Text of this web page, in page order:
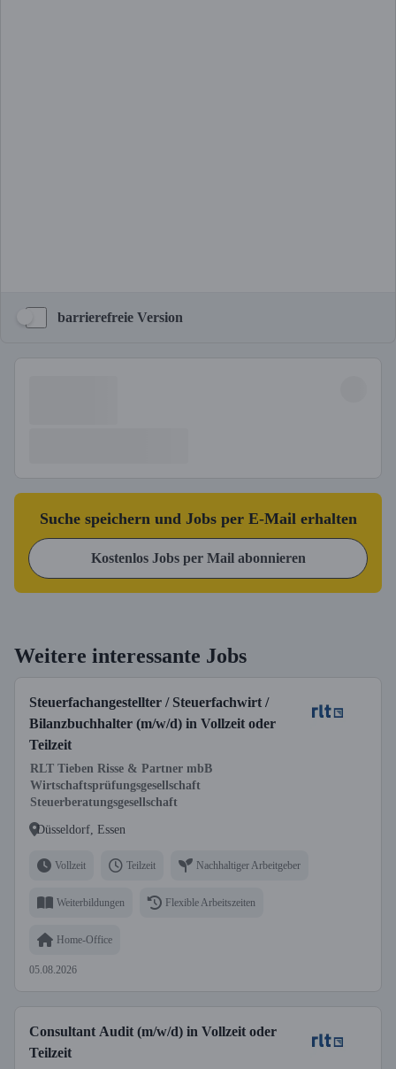
barrierefreie Version
Suche speichern und Jobs per E-Mail erhalten
Kostenlos Jobs per Mail abonnieren
Weitere interessante Jobs
Steuerfachangestellter / Steuerfachwirt /
Bilanzbuchhalter (m/w/d) in Vollzeit oder
Teilzeit
RLT Tieben Risse & Partner mbB
Wirtschaftsprüfungsgesellschaft
Steuerberatungsgesellschaft
Düsseldorf, Essen
Vollzeit Teilzeit Nachhaltiger Arbeitgeber
Weiterbildungen Flexible Arbeitszeiten
Home-Office
05.08.2026
Consultant Audit (m/w/d) in Vollzeit oder
Teilzeit